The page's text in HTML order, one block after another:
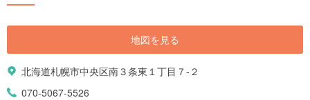
地図を見る
北海道札幌市中央区南３条東１丁目７-２
070-5067-5526